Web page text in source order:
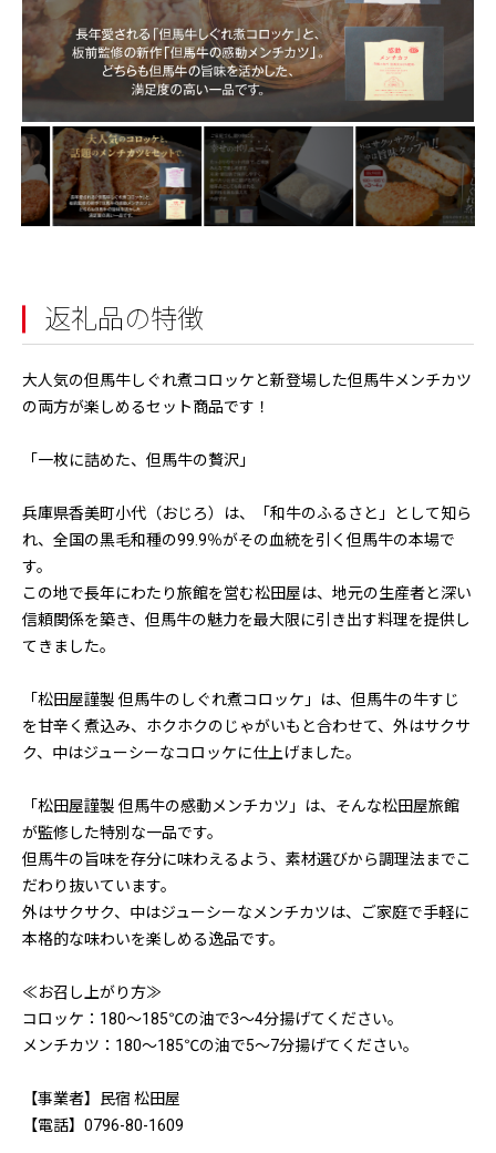
返礼品の特徴
大人気の但馬牛しぐれ煮コロッケと新登場した但馬牛メンチカツ
の両方が楽しめるセット商品です！
「一枚に詰めた、但馬牛の贅沢」
兵庫県香美町小代（おじろ）は、「和牛のふるさと」として知ら
れ、全国の黒毛和種の99.9％がその血統を引く但馬牛の本場で
す。
この地で長年にわたり旅館を営む松田屋は、地元の生産者と深い
信頼関係を築き、但馬牛の魅力を最大限に引き出す料理を提供し
てきました。
「松田屋謹製 但馬牛のしぐれ煮コロッケ」は、但馬牛の牛すじ
を甘辛く煮込み、ホクホクのじゃがいもと合わせて、外はサクサ
ク、中はジューシーなコロッケに仕上げました。
「松田屋謹製 但馬牛の感動メンチカツ」は、そんな松田屋旅館
が監修した特別な一品です。
但馬牛の旨味を存分に味わえるよう、素材選びから調理法までこ
だわり抜いています。
外はサクサク、中はジューシーなメンチカツは、ご家庭で手軽に
本格的な味わいを楽しめる逸品です。
≪お召し上がり方≫
コロッケ：180～185℃の油で3～4分揚げてください。
メンチカツ：180～185℃の油で5〜7分揚げてください。
【事業者】民宿 松田屋
【電話】0796-80-1609